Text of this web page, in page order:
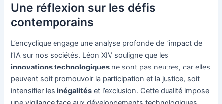
Une réflexion sur les défis
contemporains
L’encyclique engage une analyse profonde de l’impact de
l’IA sur nos sociétés. Léon XIV souligne que les
innovations technologiques ne sont pas neutres, car elles
peuvent soit promouvoir la participation et la justice, soit
intensifier lesinégalités et l’exclusion. Cette dualité impose